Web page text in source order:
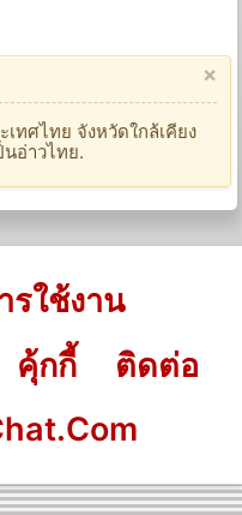
×
ทศไทย จังหวัดใกล้เคียง
อ่าวไทย.
รใช้งาน
คุ้กกี้
ติดต่อ